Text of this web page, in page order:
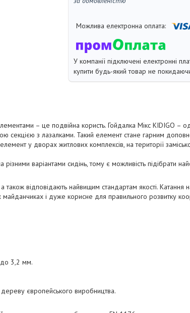
У компанії підключені електронні
купити будь-який товар не
– це подвійна користь. Гойдалка Мікс KIDIGO –
секцією з лазалками. Такий елемент стане гарним
у дворах житлових комплексів, на території
варіантами сидінь, тому є можливість підібрати
також відповідають найвищим стандартам якості. Катання
і дуже корисне для правильного розвитку
до 3,2 мм.
дереву європейського виробництва.